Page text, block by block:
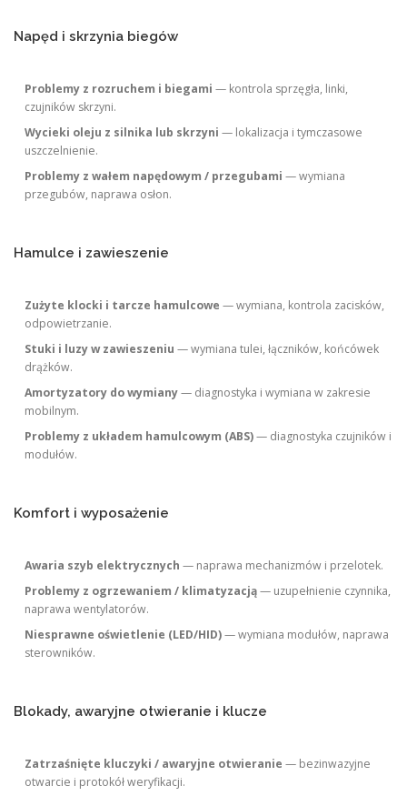
Napęd i skrzynia biegów
Problemy z rozruchem i biegami — kontrola sprzęgła, linki,
czujników skrzyni.
Wycieki oleju z silnika lub skrzyni — lokalizacja i tymczasowe
uszczelnienie.
Problemy z wałem napędowym / przegubami — wymiana
przegubów, naprawa osłon.
Hamulce i zawieszenie
Zużyte klocki i tarcze hamulcowe — wymiana, kontrola zacisków,
odpowietrzanie.
Stuki i luzy w zawieszeniu — wymiana tulei, łączników, końcówek
drążków.
Amortyzatory do wymiany— diagnostyka i wymiana w zakresie
mobilnym.
Problemy z układem hamulcowym (ABS)— diagnostyka czujników i
modułów.
Komfort i wyposażenie
Awaria szyb elektrycznych — naprawa mechanizmów i przelotek.
Problemy z ogrzewaniem / klimatyzacją— uzupełnienie czynnika,
naprawa wentylatorów.
Niesprawne oświetlenie (LED/HID)— wymiana modułów, naprawa
sterowników.
Blokady, awaryjne otwieranie i klucze
Zatrzaśnięte kluczyki / awaryjne otwieranie — bezinwazyjne
otwarcie i protokół weryfikacji.